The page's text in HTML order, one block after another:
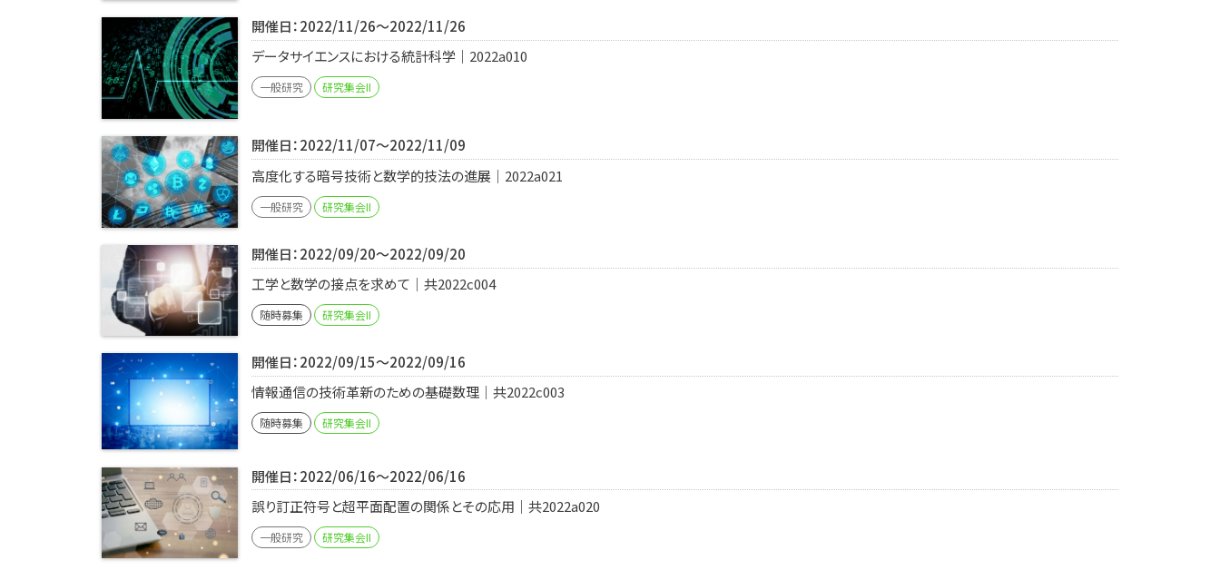
開催日：2022/11/26～2022/11/26
データサイエンスにおける統計科学｜2022a010
一般研究 研究集会II
開催日：2022/11/07～2022/11/09
高度化する暗号技術と数学的技法の進展｜2022a021
一般研究 研究集会II
開催日：2022/09/20～2022/09/20
工学と数学の接点を求めて｜共2022c004
随時募集 研究集会II
開催日：2022/09/15～2022/09/16
情報通信の技術革新のための基礎数理｜共2022c003
随時募集 研究集会II
開催日：2022/06/16～2022/06/16
誤り訂正符号と超平面配置の関係とその応用｜共2022a020
一般研究 研究集会II